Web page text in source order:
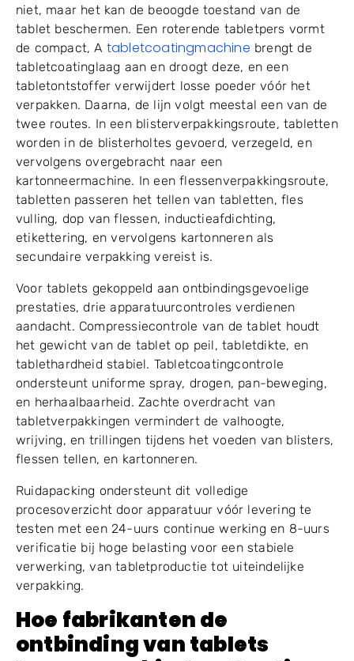
niet, maar het kan de beoogde toestand van de
tablet beschermen. Een roterende tabletpers vormt
de compact, A tabletcoatingmachine brengt de
tabletcoatinglaag aan en droogt deze, en een
tabletontstoffer verwijdert losse poeder vóór het
verpakken. Daarna, de lijn volgt meestal een van de
twee routes. In een blisterverpakkingsroute, tabletten
worden in de blisterholtes gevoerd, verzegeld, en
vervolgens overgebracht naar een
kartonneermachine. In een flessenverpakkingsroute,
tabletten passeren het tellen van tabletten, fles
vulling, dop van flessen, inductieafdichting,
etikettering, en vervolgens kartonneren als
secundaire verpakking vereist is.
Voor tablets gekoppeld aan ontbindingsgevoelige
prestaties, drie apparatuurcontroles verdienen
aandacht. Compressiecontrole van de tablet houdt
het gewicht van de tablet op peil, tabletdikte, en
tablethardheid stabiel. Tabletcoatingcontrole
ondersteunt uniforme spray, drogen, pan-beweging,
en herhaalbaarheid. Zachte overdracht van
tabletverpakkingen vermindert de valhoogte,
wrijving, en trillingen tijdens het voeden van blisters,
flessen tellen, en kartonneren.
Ruidapacking ondersteunt dit volledige
procesoverzicht door apparatuur vóór levering te
testen met een 24-uurs continue werking en 8-uurs
verificatie bij hoge belasting voor een stabiele
verwerking, van tabletproductie tot uiteindelijke
verpakking.
Hoe fabrikanten de
ontbinding van tablets